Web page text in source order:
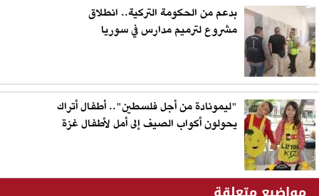
بدعم من الحكومة التركية.. انطلاق
مشروع لترميم مدارس في سوريا
"ليمونادة من أجل فلسطين".. أطفال أتراك
يحولون أكواب الصيف إلى أمل لأطفال غزة